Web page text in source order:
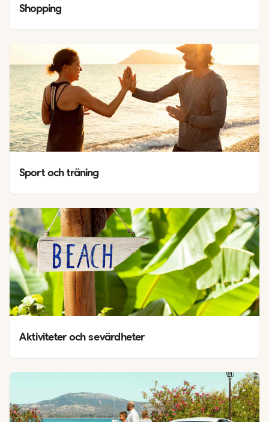
Shopping
Sport och träning
Aktiviteter och sevärdheter